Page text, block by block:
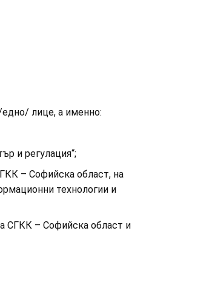
лице, а именно:
и регулация“;
– Софийска област, на
технологии и
СГКК – Софийска област и